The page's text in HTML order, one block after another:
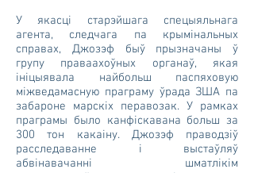
У якасці старэйшага спецыяльнага
агента, следчага па крымінальных
справах, Джозэф быў прызначаны ў
групу праваахоўных органаў, якая
ініцыявала найбольш паспяховую
міжведамасную праграму ўрада ЗША па
забароне марскіх перавозак. У рамках
праграмы было канфіскавана больш за
300 тон какаіну. Джозэф праводзіў
расследаванне і выстаўляў
абвінавачанні шматлікім